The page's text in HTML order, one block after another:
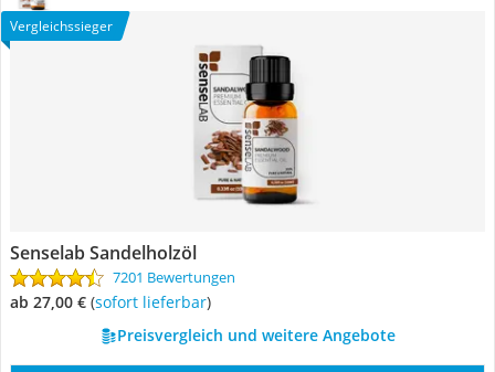
Vergleichssieger
Senselab Sandelholzöl
7201 Bewertungen
ab 27,00 € ( Sofort lieferbar)
Preisvergleich und weitere Angebote